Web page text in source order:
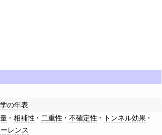
の年表
相補性 二重性 不確定性
トンネル効果
レンス